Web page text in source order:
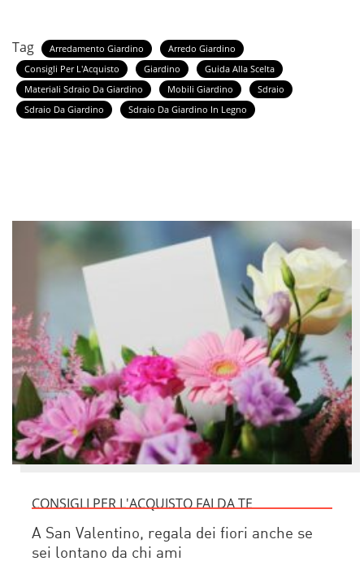
Tag Arredamento Giardino
Arredo Giardino
Consigli Per L'Acquisto
Giardino
Guida Alla Scelta
Materiali Sdraio Da Giardino
Mobili Giardino
Sdraio
Sdraio Da Giardino
Sdraio Da Giardino In Legno
CONSIGLI PER L'ACQUISTO FAI DA TE
A San Valentino, regala dei fiori anche se
sei lontano da chi ami